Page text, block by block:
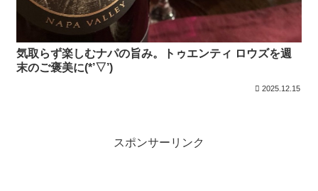
気取らず楽しむナパの旨み。トゥエンティ ロウズを週
末のご褒美に(*’▽’)
2025.12.15
スポンサーリンク